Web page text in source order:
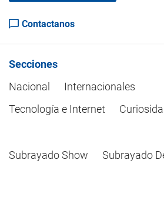
Contactanos
Secciones
Nacional
Internacionales
Tecnología e Internet
Subrayado Show Subrayado